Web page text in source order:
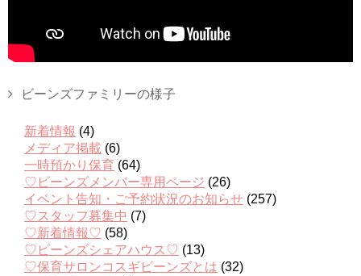
ビーンズファミリーの様子
新着情報 (4)
メディア掲載 (6)
一時預かり保育 (64)
♡ビーンズメンバー専用ページ (26)
イベント告知・ご予約状況のお知らせ (257)
♡スタッフ募集中 (7)
♡新着情報♡ (58)
♡ビーンズシェアハウス♡ (13)
♡保育サロンコスギビーンズとは (32)